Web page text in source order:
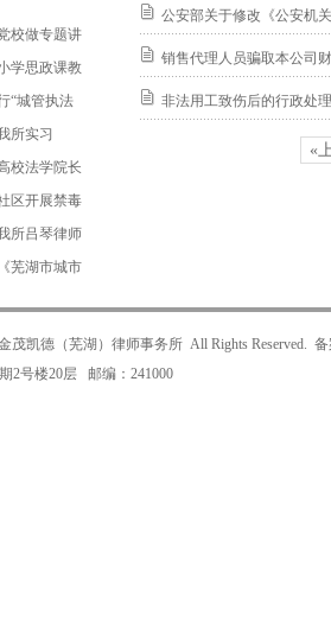
校做专题讲
2026-08-04
学思政课教
2026-07-24
“城管执法
2026-07-15
所实习
2026-07-01
校法学院长
2026-06-29
区开展禁毒
2026-06-18
所吕琴律师
2026-05-21
芜湖市城市
公安部关于修改《公安机
销售代理人员骗取本公司
非法用工致伤后的行政处
«
茂凯德（芜湖）律师事务所 All Rights Reserved.
2号楼20层 邮编：241000